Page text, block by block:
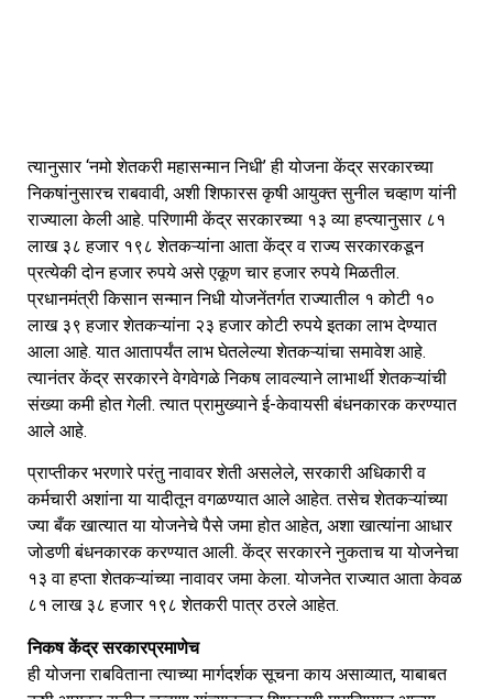
त्यानुसार ‘नमो शेतकरी महासन्मान निधी’ ही योजना केंद्र सरकारच्या
निकषांनुसारच राबवावी, अशी शिफारस कृषी आयुक्त सुनील चव्हाण यांनी
राज्याला केली आहे. परिणामी केंद्र सरकारच्या १३ व्या हप्त्यानुसार ८१
लाख ३८ हजार १९८ शेतकऱ्यांना आता केंद्र व राज्य सरकारकडून
प्रत्येकी दोन हजार रुपये असे एकूण चार हजार रुपये मिळतील.
प्रधानमंत्री किसान सन्मान निधी योजनेंतर्गत राज्यातील १ कोटी १०
लाख ३९ हजार शेतकऱ्यांना २३ हजार कोटी रुपये इतका लाभ देण्यात
आला आहे. यात आतापर्यंत लाभ घेतलेल्या शेतकऱ्यांचा समावेश आहे.
त्यानंतर केंद्र सरकारने वेगवेगळे निकष लावल्याने लाभार्थी शेतकऱ्यांची
संख्या कमी होत गेली. त्यात प्रामुख्याने ई-केवायसी बंधनकारक करण्यात
आले आहे.
प्राप्तीकर भरणारे परंतु नावावर शेती असलेले, सरकारी अधिकारी व
कर्मचारी अशांना या यादीतून वगळण्यात आले आहेत. तसेच शेतकऱ्यांच्या
ज्या बँक खात्यात या योजनेचे पैसे जमा होत आहेत, अशा खात्यांना आधार
जोडणी बंधनकारक करण्यात आली. केंद्र सरकारने नुकताच या योजनेचा
१३ वा हप्ता शेतकऱ्यांच्या नावावर जमा केला. योजनेत राज्यात आता केवळ
८१ लाख ३८ हजार १९८ शेतकरी पात्र ठरले आहेत.
निकष केंद्र सरकारप्रमाणेच
ही योजना राबविताना त्याच्या मार्गदर्शक सूचना काय असाव्यात, याबाबत